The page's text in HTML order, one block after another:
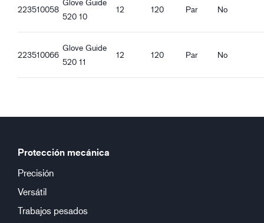
223510058
Glove Guide
520 10
12 120 Par No
223510066
Glove Guide
520 11
12 120 Par No
Protección mecánica
Precisión
Versátil
Trabajos pesados